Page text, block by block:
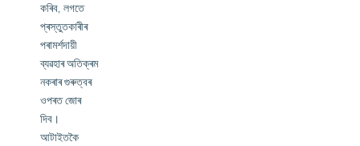
কৰিব, লগতে
প্ৰস্তুতকাৰীৰ
পৰামৰ্শদায়ী
ব্যৱহাৰ অতিক্ৰম
নকৰাৰ গুৰুত্বৰ
ওপৰত জোৰ
দিব।
আটাইতকৈ